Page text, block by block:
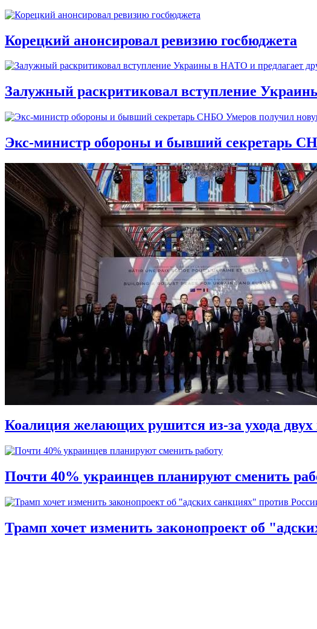
Корецкий анонсировал ревизию госбюджета
Залужный раскритиковал вступление
Экс-министр обороны и бывший секретарь
Коалиция желающих рушится из-за ухода
Почти 40% украинцев планируют сменить
Трамп хочет изменить законопроект об